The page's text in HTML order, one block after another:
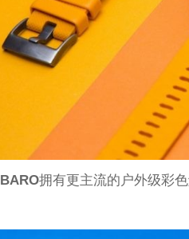
BARO拥有更主流的户外级彩